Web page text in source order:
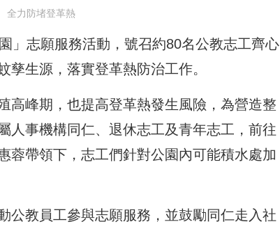
全力防堵登革熱
」志願服務活動，號召約80名公教志工齊心
生源，落實登革熱防治工作。
高峰期，也提高登革熱發生風險，為營造整
人事機構同仁、退休志工及青年志工，前往
蓉帶領下，志工們針對公園內可能積水處加
公教員工參與志願服務，並鼓勵同仁走入社